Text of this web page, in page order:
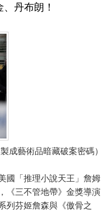
丹布朗！
成藝術品暗藏破案密碼）
國「推理小說天王」詹姆
《三不管地帶》金獎導演
列芬姬詹森與《傲骨之